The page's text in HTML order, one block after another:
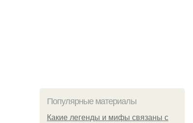
Популярные материалы
Какие легенды и мифы связаны с